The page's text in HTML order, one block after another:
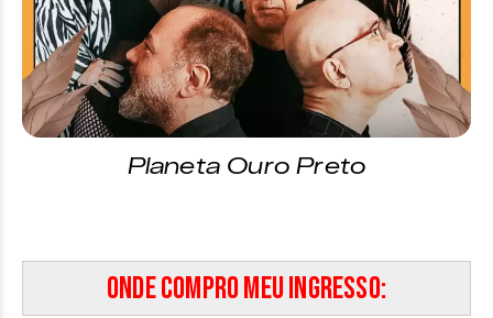
Planeta Ouro Preto
Onde compro meu ingresso: